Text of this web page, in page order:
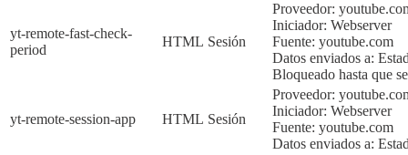
yt-remote-fast-check-
period
HTML Sesión
Proveedor:
Iniciador: Webserver
Fuente: youtube.com
Datos enviados a:
Bloqueado hasta que
yt-remote-session-app HTML Sesión
Proveedor:
Iniciador: Webserver
Fuente: youtube.com
Datos enviados a: